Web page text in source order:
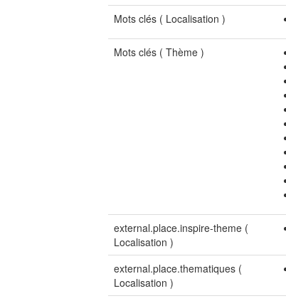
Mots clés ( Localisation )
Mots clés ( Thème )
external.place.inspire-theme (
Localisation )
external.place.thematiques (
Localisation )